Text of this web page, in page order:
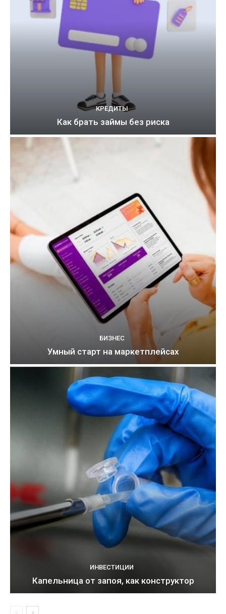
КРЕДИТЫ
Как брать займы без риска
БИЗНЕС
Умный старт на маркетплейсах
ИНВЕСТИЦИИ
Капельница от запоя, как конструктор